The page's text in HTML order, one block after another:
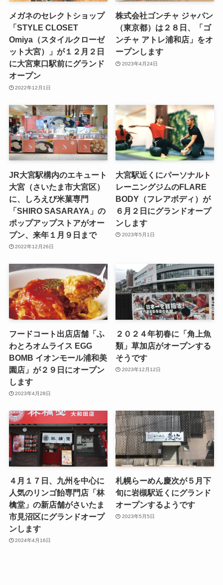
メガネのセレクトショップ
「STYLE CLOSET
Omiya（スタイルクローゼ
ット大宮）」が１２月２日
に大宮東口駅前にグランド
オープン
2022年12月1日
株式会社ゴンチャ ジャパン
（東京都）は２８日、「ゴ
ンチャ アトレ浦和店」をオ
ープンします
2023年4月24日
JR大宮駅構内のエキュート
大宮（さいたま市大宮区）
に、しろえび米菓専門
「SHIRO SASARAYA」の
ポップアップストアがオー
プン、来年１月９日まで
2022年12月26日
大宮駅近くにパーソナルト
レーニングジムのFLARE
BODY（フレアボディ）が
６月２日にグランドオープ
ンします
2023年5月1日
フードコート出店店舗「ふ
わとろオムライス EGG
BOMB イオンモール浦和美
園店」が２９日にオープン
します
2023年4月28日
２０２４年初春に「角上魚
類」草加店がオープンする
そうです
2023年12月12日
４月１７日、九州を中心に
人気のリンゴ飴専門店「林
檎堂」の新店舗がさいたま
市見沼区にグランドオープ
ンします
2024年4月16日
札幌らーめん慶次が５月下
旬に岩槻駅近くにグランド
オープンするようです
2023年5月5日